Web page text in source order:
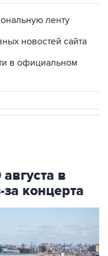
ленту
новостей сайта
в официальном
в
концерта